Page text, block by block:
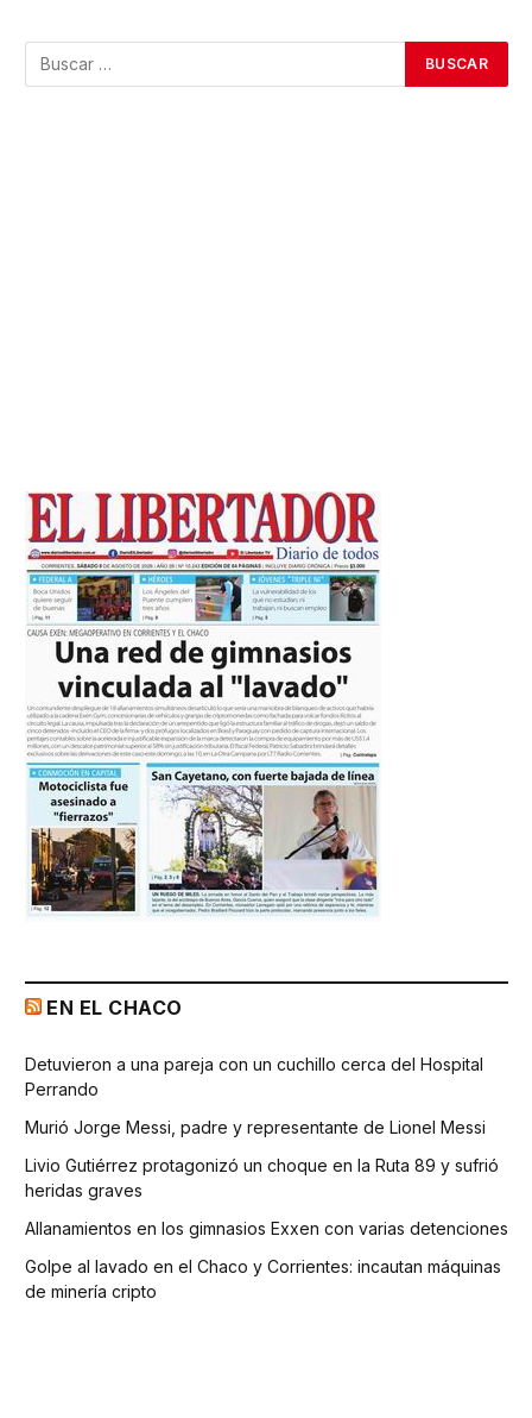
EN EL CHACO
Detuvieron a una pareja con un cuchillo cerca del Hospital
Perrando
Murió Jorge Messi, padre y representante de Lionel Messi
Livio Gutiérrez protagonizó un choque en la Ruta 89 y sufrió
heridas graves
Allanamientos en los gimnasios Exxen con varias detenciones
Golpe al lavado en el Chaco y Corrientes: incautan máquinas
de minería cripto